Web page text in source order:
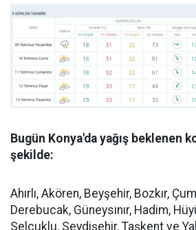
Bugün Konya'da yağış beklenen
şekilde:
Ahırlı, Akören, Beyşehir, Bozkır,
Derebucak, Güneysınır, Hadim,
Selçuklu, Seydişehir, Taşkent ve